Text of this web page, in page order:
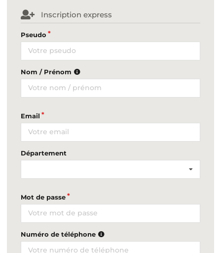
Inscription express
Pseudo
Nom / Prénom
Email
Département
Mot de passe
Numéro de téléphone